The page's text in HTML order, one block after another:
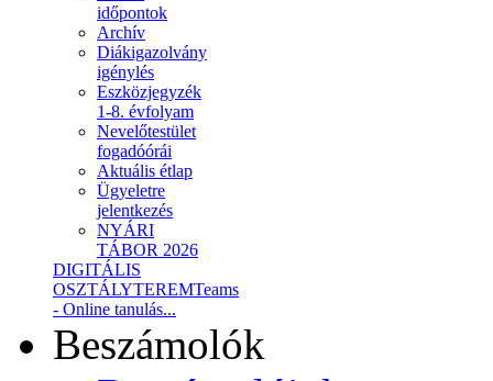
időpontok
Archív
Diákigazolvány
igénylés
Eszközjegyzék
1-8. évfolyam
Nevelőtestület
fogadóórái
Aktuális étlap
Ügyeletre
jelentkezés
NYÁRI
TÁBOR 2026
DIGITÁLIS
OSZTÁLYTEREMTeams
- Online tanulás...
Beszámolók